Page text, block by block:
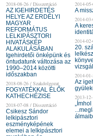
2018-08-26 / Disszertáció
AZ IGEHIRDETÉS
HELYE AZ ERDÉLYI
MAGYAR
REFORMÁTUS
LELKIPÁSZTORI
HIVATÁSKÉP
ALAKULÁSÁBAN
Igehirdetői önképünk és
öntudatunk változása az
1990–2014 közötti
időszakban
2018-08-26 / Szakdolgozat
FOGYATÉKKAL ÉLŐK
KATHECHÉZISE
2018-07-08 / Disszertáció
Csikesz Sándor
lelkipásztori
eszményképének
elemei a lelkipásztori
2014-
A
2014-
A
2014-
20.
2014-
Az
2013-